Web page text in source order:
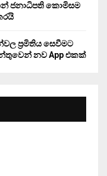
ජනාධිපති කොමිසම
ප්‍රමිතිය සෙවීමට
නව App එකක්